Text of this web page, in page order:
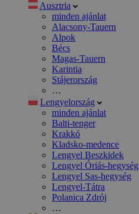
Ausztria
minden ajánlat
Alacsony-Tauern
Alpok
Bécs
Magas-Tauern
Karintia
Stájerország
…
Lengyelország
minden ajánlat
Balti-tenger
Krakkó
Kladsko-medence
Lengyel Beszkidek
Lengyel Óriás-hegység
Lengyel Sas-hegység
Lengyel-Tátra
Polanica Zdrój
…